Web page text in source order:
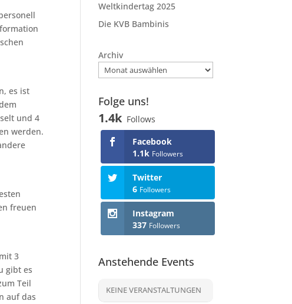
es ist
und 4
werden.
freuen
3
gibt es
Teil
auf das
Weltkindertag 2025
Die KVB Bambinis
Archiv
Folge uns!
1.4k Follows
Facebook
1.1k Followers
Twitter
6 Followers
Instagram
337 Followers
Anstehende Events
KEINE VERANSTALTUNGEN